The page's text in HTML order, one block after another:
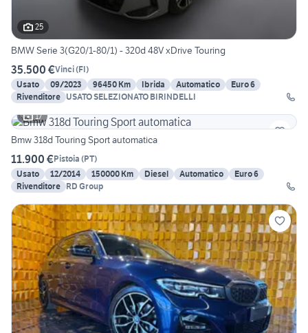
25
BMW Serie 3(G20/1-80/1) - 320d 48V xDrive Touring
35.500 €Vinci(FI)
Usato
09/2023 96450 Km Ibrida Automatico
Euro 6
Rivenditore USATO SELEZIONATO BIRINDELLI
17
Bmw 318d Touring Sport automatica
11.900 €Pistoia (PT)
Usato
12/2014 150000 Km Diesel Automatico
Euro 6
Rivenditore RD Group